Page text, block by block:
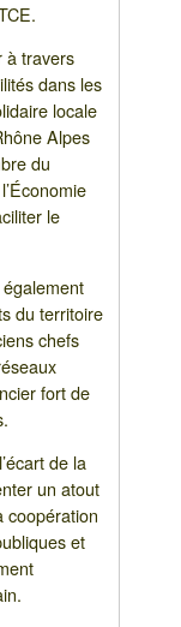
à travers
dans les
locale
Alpes
du
le
du territoire
chefs
fort de
de la
un atout
coopération
et